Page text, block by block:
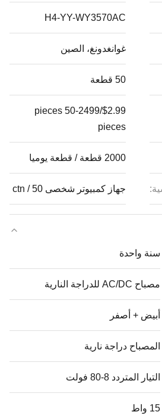
H4-YY-WY3570AC
غوانغدونغ، الصين
50 قطعة
$2.99/pieces 50-2499
pieces
2000 قطعة / قطعة يوميا
جهاز كمبيوتر شخصى 50 / ctn
سنة واحدة
مصباح AC/DC للدراجة النارية
أبيض + أصفر
المصباح دراجة نارية
التيار المتردد 8-80 فولت
15 واط